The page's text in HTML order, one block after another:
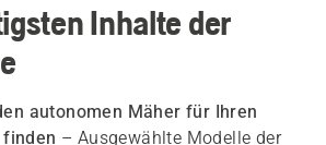
Inhalte der
autonomen Mäher für Ihren
– Ausgewählte Modelle der